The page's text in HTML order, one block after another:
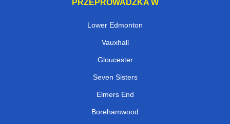
PRZEPROWADZKA W
Lower Edmonton
Vauxhall
Gloucester
Seven Sisters
Elmers End
Borehamwood